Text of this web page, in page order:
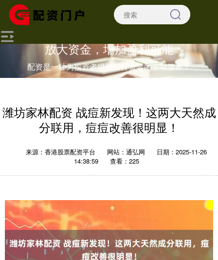
放大资金，增加盈利可能
配资是一种为投资者提供杠杆资金的金融服务！
潍坊家林配资 战痘新发现！这两大天然成
分联用，痘痘改善很明显！
来源：香港股票配资平台 网站：通弘网
日期：2025-11-26
14:38:59
查看：225